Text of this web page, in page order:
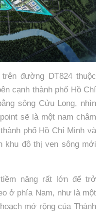
đường DT824 thuộc
cạnh thành phố Hồ Chí
sông Cửu Long, nhìn
sẽ là một nam châm
phố Hồ Chí Minh và
khu đô thị ven sông mới
năng rất lớn để trở
ở phía Nam, như là một
mở rộng của Thành